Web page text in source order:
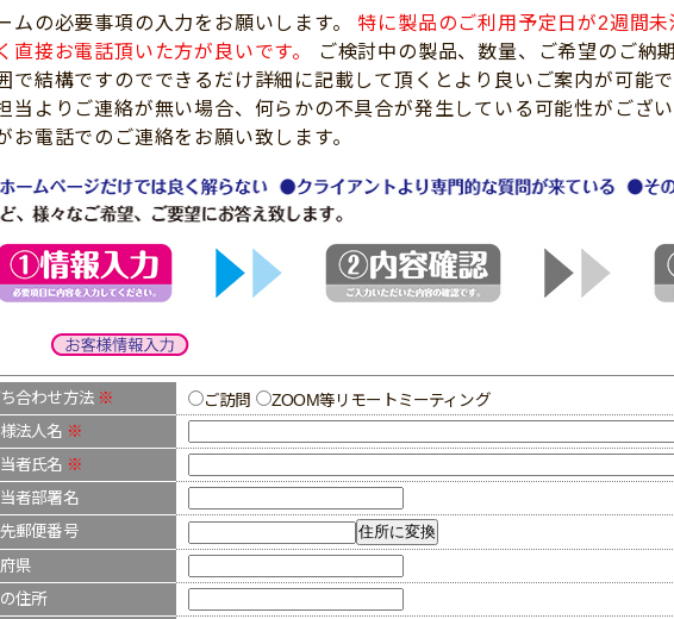
ムの必要事項の入力をお願いします。 特に製品のご利用予定日が2週間
直接お電話頂いた方が良いです。
ご検討中の製品、数量、ご希望のご納
で結構ですのでできるだけ詳細に記載して頂くとより良いご案内が可能
当よりご連絡が無い場合、何らかの不具合が発生している可能性がござ
お電話でのご連絡をお願い致します。
合わせ方法 ※ ご訪問
ZOOM等リモートミーティング
法人名 ※
者氏名 ※
者部署名
郵便番号
県
住所